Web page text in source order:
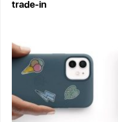
trade-in